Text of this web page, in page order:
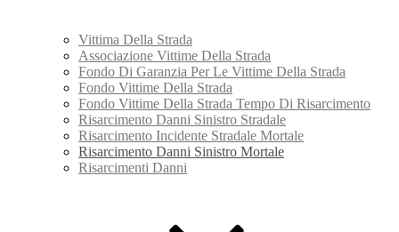
Vittima Della Strada
Associazione Vittime Della Strada
Fondo Di Garanzia Per Le Vittime Della Strada
Fondo Vittime Della Strada
Fondo Vittime Della Strada Tempo Di Risarcimento
Risarcimento Danni Sinistro Stradale
Risarcimento Incidente Stradale Mortale
Risarcimento Danni Sinistro Mortale
Risarcimenti Danni